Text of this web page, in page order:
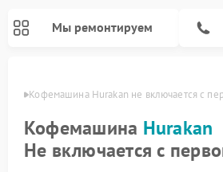
Мы ремонтируем
Кофемашина Hurakan не включается с
Кофемашина Hurakan
Не включается с